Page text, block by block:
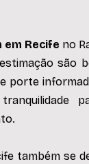
em Recife no
são
porte
também se